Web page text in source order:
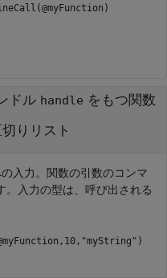
ドル handle をもつ関数
りリスト
入力。関数の引数のコンマ
。入力の型は、呼び出される